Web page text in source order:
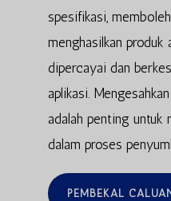
spesifikasi,
menghasilkan produk
dipercayai dan
aplikasi.
adalah penting untuk
dalam proses
PEMBEKAL